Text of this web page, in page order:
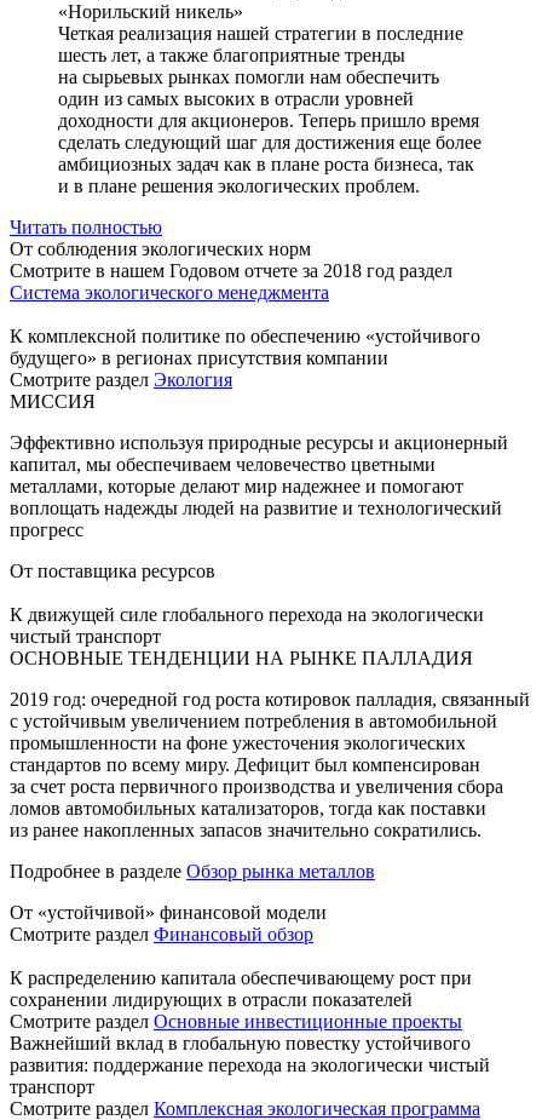
«Норильский никель»
Четкая реализация нашей стратегии в последние
шесть лет, а также благоприятные тренды
на сырьевых рынках помогли нам обеспечить
один из самых высоких в отрасли уровней
доходности для акционеров. Теперь пришло время
сделать следующий шаг для достижения еще более
амбициозных задач как в плане роста бизнеса, так
и в плане решения экологических проблем.
Читать полностью
От соблюдения экологических норм
Смотрите в нашем Годовом отчете за 2018 год раздел
Система экологического менеджмента
К комплексной политике по обеспечению «устойчивого
будущего» в регионах присутствия компании
Смотрите раздел Экология
МИССИЯ
Эффективно используя природные ресурсы и акционерный
капитал, мы обеспечиваем человечество цветными
металлами, которые делают мир надежнее и помогают
воплощать надежды людей на развитие и технологический
прогресс
От поставщика ресурсов
К движущей силе глобального перехода на экологически
чистый транспорт
ОСНОВНЫЕ ТЕНДЕНЦИИ НА РЫНКЕ ПАЛЛАДИЯ
2019 год: очередной год роста котировок палладия, связанный
с устойчивым увеличением потребления в автомобильной
промышленности на фоне ужесточения экологических
стандартов по всему миру. Дефицит был компенсирован
за счет роста первичного производства и увеличения сбора
ломов автомобильных катализаторов, тогда как поставки
из ранее накопленных запасов значительно сократились.
Подробнее в разделе Обзор рынка металлов
От «устойчивой» финансовой модели
Смотрите раздел Финансовый обзор
К распределению капитала обеспечивающему рост при
сохранении лидирующих в отрасли показателей
Смотрите раздел Основные инвестиционные проекты
Важнейший вклад в глобальную повестку устойчивого
развития: поддержание перехода на экологически чистый
транспорт
Смотрите раздел Комплексная экологическая программа